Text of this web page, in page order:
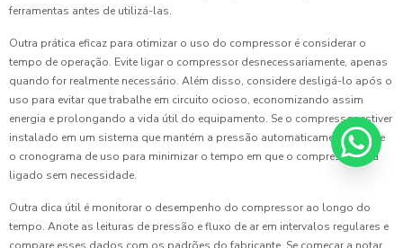
ferramentas antes de utilizá-las.
Outra prática eficaz para otimizar o uso do compressor é considerar o
tempo de operação. Evite ligar o compressor desnecessariamente, apenas
quando for realmente necessário. Além disso, considere desligá-lo após o
uso para evitar que trabalhe em circuito ocioso, economizando assim
energia e prolongando a vida útil do equipamento. Se o compressor estiver
instalado em um sistema que mantém a pressão automaticamente, ajuste
o cronograma de uso para minimizar o tempo em que o compressor fica
ligado sem necessidade.
Outra dica útil é monitorar o desempenho do compressor ao longo do
tempo. Anote as leituras de pressão e fluxo de ar em intervalos regulares e
compare esses dados com os padrões do fabricante. Se começar a notar